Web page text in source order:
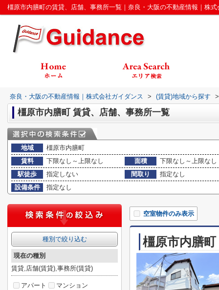
橿原市内膳町の賃貸、店舗、事務所一覧｜奈良・大阪の不動産情報｜株
奈良・大阪の不動産情報｜株式会社ガイダンス > (賃貸)地域から探す >
橿原市内膳町 賃貸、店舗、事務所一覧
地域
橿原市内膳町
賃料
下限なし～上限なし 面積
下限なし～上限なし
駅徒歩
指定しない 間取り
指定なし
設備条件
指定なし
空室物件のみ表示
橿原市内膳
種別で絞り込む
現在の種別
賃貸,店舗(賃貸),事務所(賃貸)
アパート
マンション